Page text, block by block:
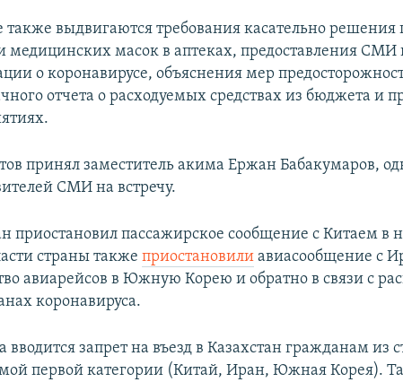
также выдвигаются требования касательно
медицинских масок в аптеках, предоставления СМИ
о коронавирусе, объяснения мер
отчета о расходуемых средствах из бюджета и
принял заместитель акима Ержан Бабакумаров,
СМИ на встречу.
приостановил пассажирское сообщение с Китаем в
страны такжеприостановили авиасообщение с
авиарейсов в Южную Корею и обратно в связи с
коронавируса.
вводится запрет на въезд в Казахстан гражданам из
первой категории (Китай, Иран, Южная Корея).